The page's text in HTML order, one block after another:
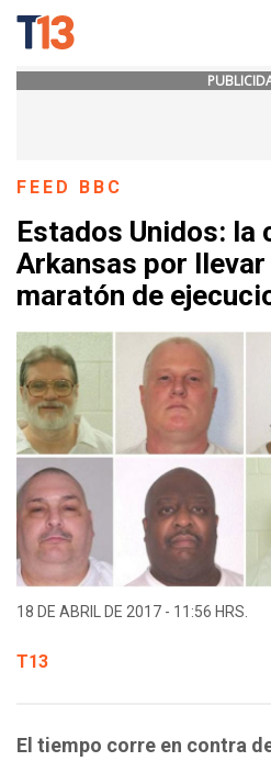
FEED BBC
Estados Unidos: la
Arkansas por llevar
maratón de
18 DE ABRIL DE 2017 - 11:56 HRS.
T13
El tiempo corre en contra